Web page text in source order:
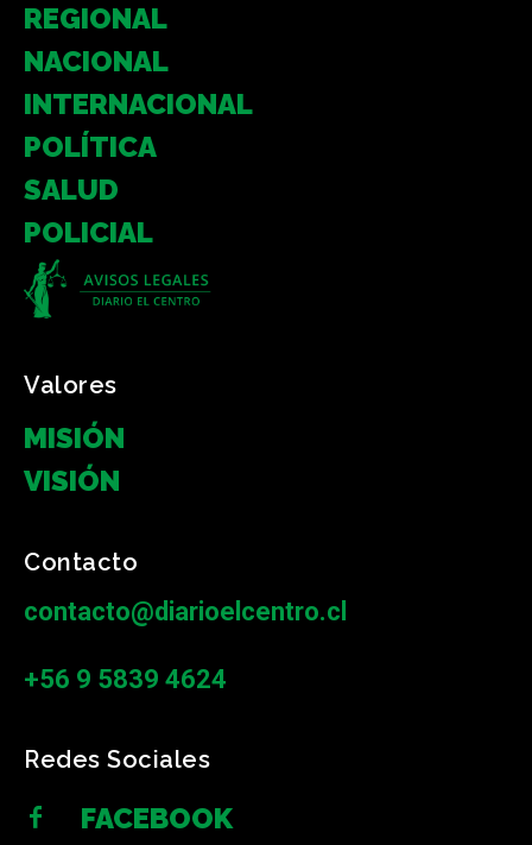
REGIONAL
NACIONAL
INTERNACIONAL
POLÍTICA
SALUD
POLICIAL
Valores
MISIÓN
VISIÓN
Contacto
contacto@diarioelcentro.cl
+56 9 5839 4624
Redes Sociales
FACEBOOK